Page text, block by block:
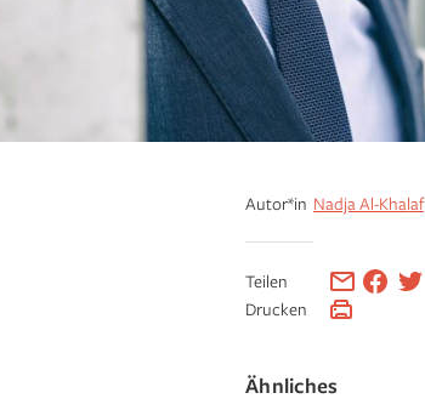
Autor*in Nadja Al-Khalaf
Teilen
Drucken
Ähnliches